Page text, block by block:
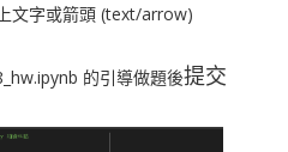
文字或箭頭 (text/arrow)
的引導做題後提交